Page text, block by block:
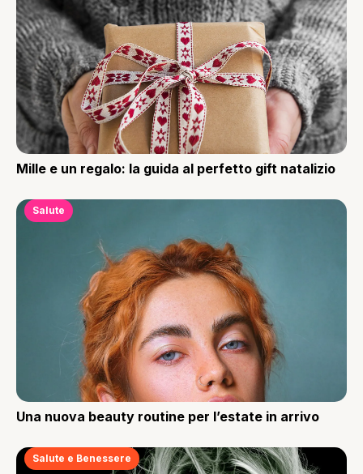
Mille e un regalo: la guida al perfetto gift natalizio
Salute
Una nuova beauty routine per l’estate in arrivo
Salute e Benessere